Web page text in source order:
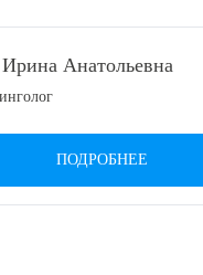
ЗАКАЗАТЬ ЗВОНОК
ЗАПИСЬ ОНЛАЙН
Анатольевна
ПОДРОБНЕЕ